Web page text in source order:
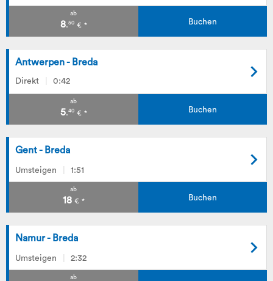
ab
8.50 € * Buchen
Antwerpen - Breda
Direkt 0:42
ab
5.40 € * Buchen
Gent - Breda
Umsteigen 1:51
ab
18 € * Buchen
Namur - Breda
Umsteigen 2:32
ab